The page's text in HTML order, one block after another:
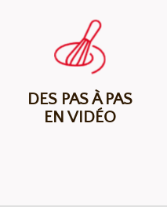
DES PAS À PAS
EN VIDÉO